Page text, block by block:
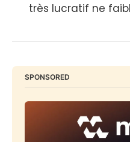
très lucratif ne
SPONSORED